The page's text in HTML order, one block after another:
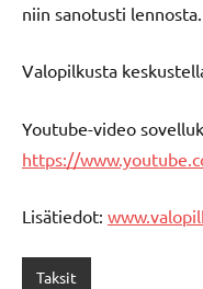
niin sanotusti lennosta.
Valopilkusta
Youtube-video
https://
Lisätiedot:
Taksit